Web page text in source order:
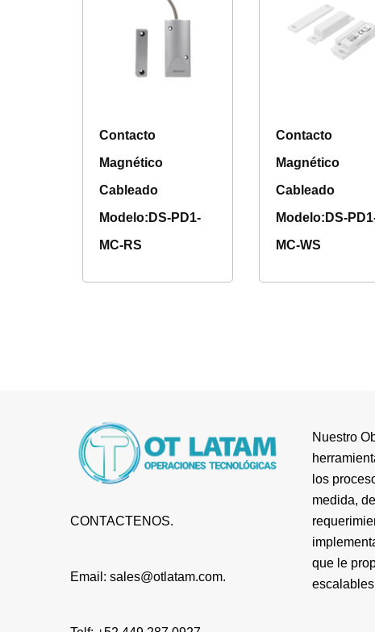
Contacto
Magnético
Cableado
Modelo:DS-PD1-
MC-RS
Contacto
Magnético
Cableado
Modelo:DS-
MC-WS
CONTACTENOS.
Email: sales@otlatam.com.
Nuestro
los
medida,
que le